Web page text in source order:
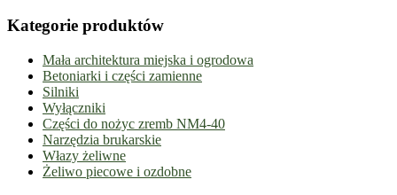
Kategorie produktów
Mała architektura miejska i ogrodowa
Betoniarki i części zamienne
Silniki
Wyłączniki
Części do nożyc zremb NM4-40
Narzędzia brukarskie
Włazy żeliwne
Żeliwo piecowe i ozdobne